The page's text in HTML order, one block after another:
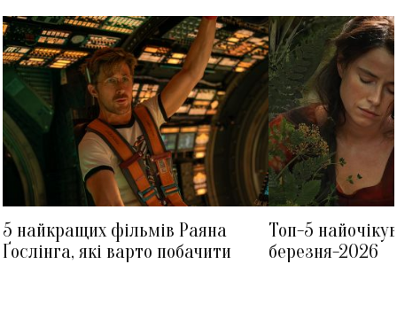
5 найкращих фільмів Раяна
Ґослінга, які варто побачити
Топ-5
березня-2026